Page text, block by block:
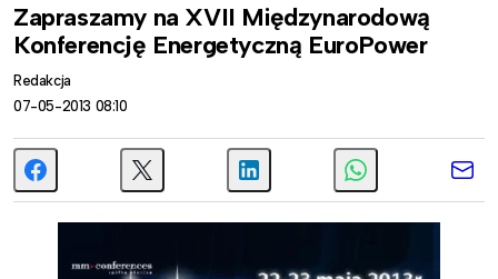
Zapraszamy na XVII Międzynarodową
Konferencję Energetyczną EuroPower
Redakcja
07-05-2013 08:10